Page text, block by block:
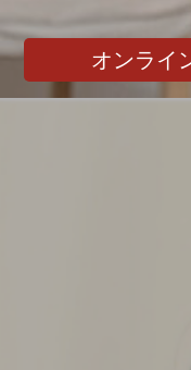
オンライ